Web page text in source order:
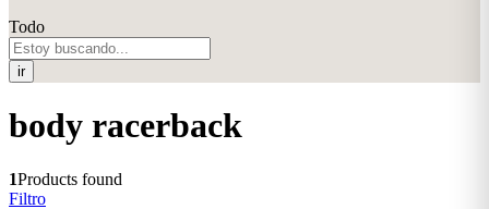
Todo
ir
body racerback
1Products found
Filtro